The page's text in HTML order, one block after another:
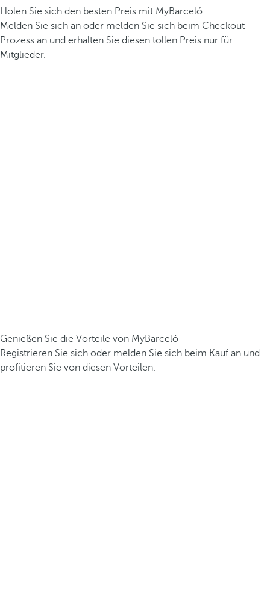
Holen Sie sich den besten Preis mit MyBarceló
Melden Sie sich an oder melden Sie sich beim Checkout-
Prozess an und erhalten Sie diesen tollen Preis nur für
Mitglieder.
Genießen Sie die Vorteile von MyBarceló
Registrieren Sie sich oder melden Sie sich beim Kauf an und
profitieren Sie von diesen Vorteilen.